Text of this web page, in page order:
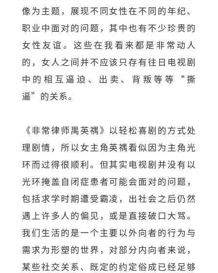
像为主题，展现不同女性在不同的年纪、
职业中面对的问题，其中也有不少珍贵的
女性友谊。这些在我看来都是非常动人
的，女人之间并不应该只存有往日电视剧
中的相互逼迫、出卖、背叛等等“撕
逼”的关系。
《非常律师禺英禑》以轻松喜剧的方式处
理剧情，所以女主角英禑看似因为主角光
环而过得很顺利。但其实电视剧并没有以
光环掩盖自闭症患者可能会面对的问题，
包括求学时期遭受霸凌，出社会之后仍然
遇上许多人的偏见，或是直接破口大骂。
我们生活的是一个主要以外向者的行为与
需求为形塑的世界，对部分内向者来说，
某些社交关系、既定的约定俗成已经足够